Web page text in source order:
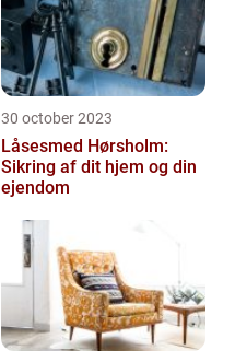
30 october 2023
Låsesmed Hørsholm:
Sikring af dit hjem og din
ejendom